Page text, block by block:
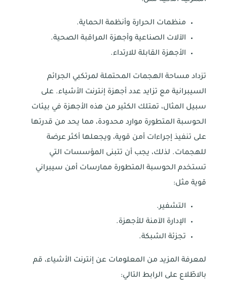
منظمات الحرارة وأنظمة الحماية.
الآلات الصناعية وأجهزة المراقبة الصحية.
الأجهزة القابلة للارتداء.
تزداد مساحة الهجمات المحتملة لمرتكبي الجرائم
السيبرانية مع تزايد عدد أجهزة إنترنت الأشياء. على
سبيل المثال، تمتلك الكثير من هذه الأجهزة في بيئات
الحوسبة المتطورة موارد محدودة، مما يحد من قدرتها
على تنفيذ إجراءات أمن قوية، ويجعلها أكثر عرضة
للهجمات. لذلك، يجب أن تتبنى المؤسسات التي
تستخدم الحوسبة المتطورة ممارسات أمن سيبراني
قوية مثل:
التشفير.
الإدارة الآمنة للأجهزة.
تجزئة الشبكة.
لمعرفة المزيد من المعلومات عن إنترنت الأشياء، قم
بالاطّلاع على الرابط التالي: